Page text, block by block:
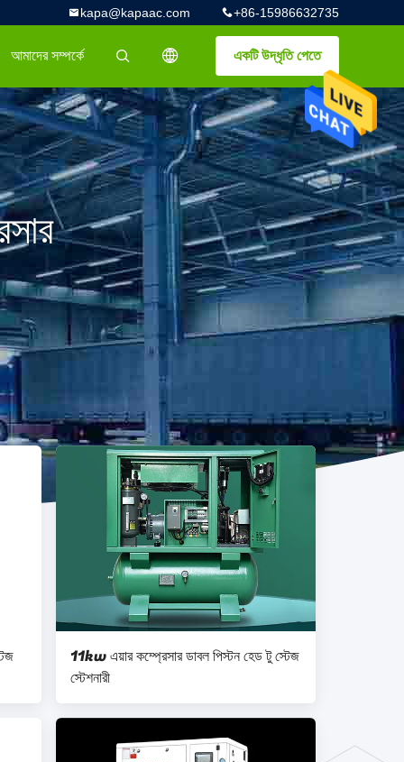
+86-15986632735
kapa@kapaac.com
একটি উদ্ধৃতি পেতে
描述
আমাদের সম্পর্কে
11kw এয়ার কম্প্রেসার ডাবল পিস্টন হেড টু স্টেজ
স্টেশনারী